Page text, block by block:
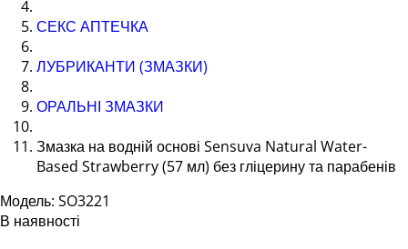
СЕКС АПТЕЧКА
ЛУБРИКАНТИ (ЗМАЗКИ)
ОРАЛЬНІ ЗМАЗКИ
Змазка на водній основі Sensuva Natural Water-
Based Strawberry (57 мл) без гліцерину та парабенів
Модель: SO3221
В наявності